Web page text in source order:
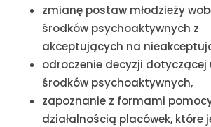
zmianę postaw młodzieży
środków psychoaktywnych z
akceptujących na
odroczenie decyzji dotyczącej
środków psychoaktywnych,
zapoznanie z formami
działalnością placówek, które